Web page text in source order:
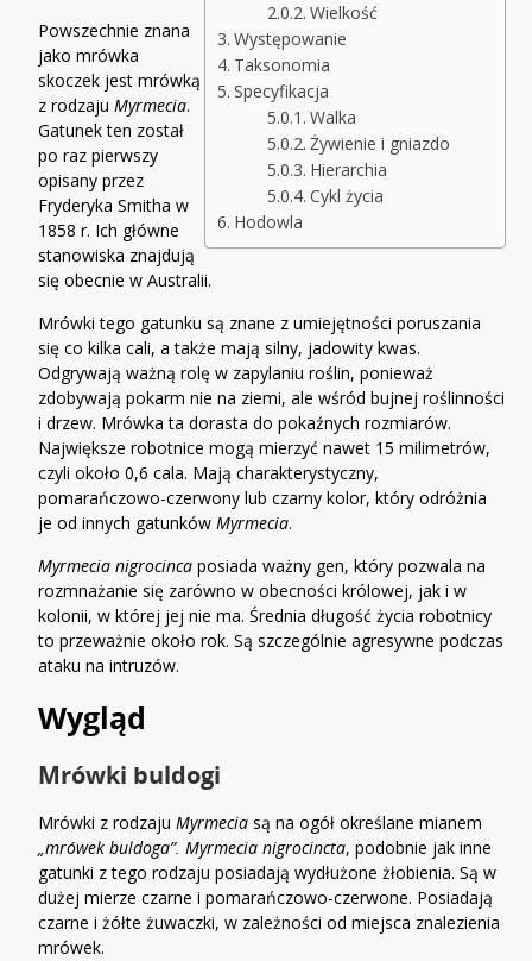
Wielkość
Występowanie
Taksonomia
Specyfikacja
Walka
Żywienie i gniazdo
Hierarchia
Cykl życia
Hodowla
Powszechnie znana
jako mrówka
skoczek jest mrówką
z rodzajuMyrmecia.
Gatunek ten został
po raz pierwszy
opisany przez
Fryderyka Smitha w
1858 r. Ich główne
stanowiska znajdują
się obecnie w Australii.
Mrówki tego gatunku są znane z umiejętności poruszania
się co kilka cali, a także mają silny, jadowity kwas.
Odgrywają ważną rolę w zapylaniu roślin, ponieważ
zdobywają pokarm nie na ziemi, ale wśród bujnej roślinności
i drzew. Mrówka ta dorasta do pokaźnych rozmiarów.
Największe robotnice mogą mierzyć nawet 15 milimetrów,
czyli około 0,6 cala. Mają charakterystyczny,
pomarańczowo-czerwony lub czarny kolor, który odróżnia
je od innych gatunkówMyrmecia.
Myrmecia nigrocinca posiada ważny gen, który pozwala na
rozmnażanie się zarówno w obecności królowej, jak i w
kolonii, w której jej nie ma. Średnia długość życia robotnicy
to przeważnie około rok. Są szczególnie agresywne podczas
ataku na intruzów.
Wygląd
Mrówki buldogi
Mrówki z rodzajuMyrmecia są na ogół określane mianem
„mrówek buldoga”. Myrmecia nigrocincta, podobnie jak inne
gatunki z tego rodzaju posiadają wydłużone żłobienia. Są w
dużej mierze czarne i pomarańczowo-czerwone. Posiadają
czarne i żółte żuwaczki, w zależności od miejsca znalezienia
mrówek.